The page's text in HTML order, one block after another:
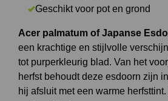
Geschikt voor pot en grond
Acer palmatum of Japanse
een krachtige en stijlvolle
tot purperkleurig blad. Van het
herfst behoudt deze esdoorn zijn
hij afsluit met een warme